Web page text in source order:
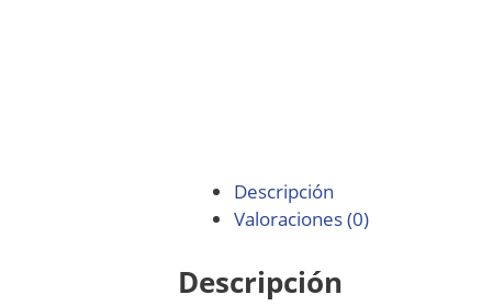
Descripción
Valoraciones (0)
Descripción